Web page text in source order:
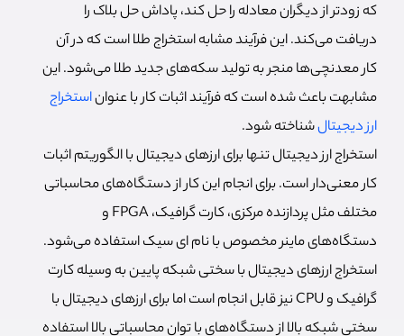
که زودتر از دیگران معادله را حل کند، پاداش حل بلاک را
دریافت می‌کند. این فرآیند مشابه استخراج طلا است که در آن
کار معدنچی‌ها منجر به تولید سکه‌های جدید طلا می‌شود. این
مشابهت باعث شده است که فرآیند اثبات کار با عنواناستخراج
ارز دیجیتالشناخته شود.
استخراج ارز دیجیتال تنها برای ارزهای دیجیتال با الگوریتم اثبات
کار معنی‌دار است. برای انجام این کار از دستگاه‌های محاسباتی
مختلف مثل پردازنده مرکزی، کارت گرافیک، FPGA و
دستگاه‌های ماینر مخصوص با نام ای سیک استفاده می‌شود.
استخراج ارزهای دیجیتال با سختی شبکه پایین به وسیله کارت
گرافیک و CPU نیز قابل انجام است اما برای ارزهای دیجیتال با
سختی شبکه بالا از دستگاه‌های با توان محاسباتی بالا استفاده